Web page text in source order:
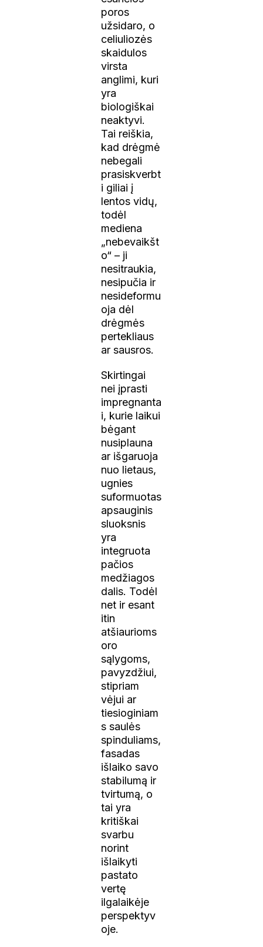
poros
užsidaro, o
celiuliozės
skaidulos
virsta
anglimi, kuri
yra
biologiškai
neaktyvi.
Tai reiškia,
kad drėgmė
nebegali
prasiskverbt
i giliai į
lentos vidų,
todėl
mediena
„nebevaikšt
o“ – ji
nesitraukia,
nesipučia ir
nesideformu
oja dėl
drėgmės
pertekliaus
ar sausros.
Skirtingai
nei įprasti
impregnanta
i, kurie laikui
bėgant
nusiplauna
ar išgaruoja
nuo lietaus,
ugnies
suformuotas
apsauginis
sluoksnis
yra
integruota
pačios
medžiagos
dalis. Todėl
net ir esant
itin
atšiaurioms
oro
sąlygoms,
pavyzdžiui,
stipriam
vėjui ar
tiesioginiam
s saulės
spinduliams,
fasadas
išlaiko savo
stabilumą ir
tvirtumą, o
tai yra
kritiškai
svarbu
norint
išlaikyti
pastato
vertę
ilgalaikėje
perspektyv
oje.